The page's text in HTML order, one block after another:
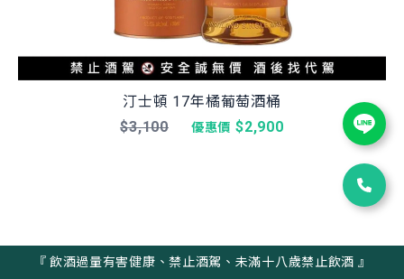
汀士頓 17年橘葡萄酒桶
$3,100
優惠價 $2,900
『 飲酒過量有害健康、禁止酒駕、未滿十八歲禁止飲酒 』